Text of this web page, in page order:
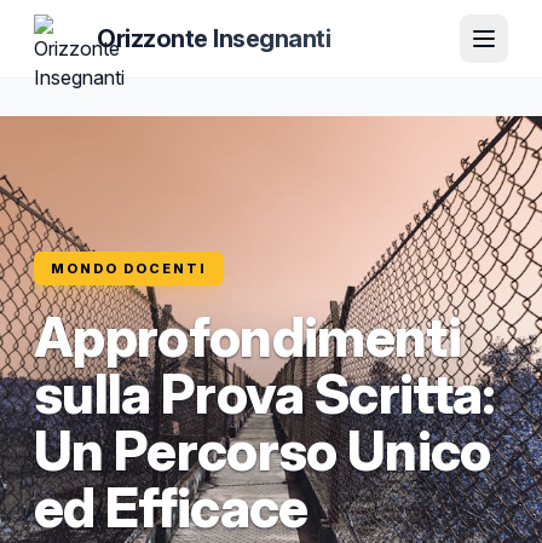
Orizzonte Insegnanti
MONDO DOCENTI
Approfondimenti
sulla Prova Scritta:
Un Percorso Unico
ed Efficace